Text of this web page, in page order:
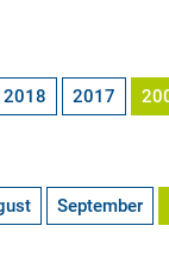
2018 2017
September